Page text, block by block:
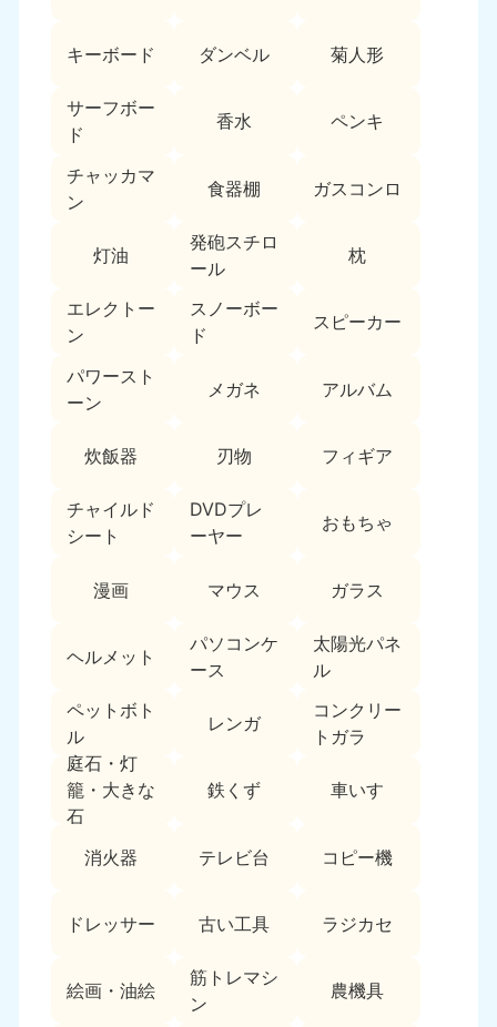
キーボード ダンベル 菊人形
サーフボー
ド
香水 ペンキ
チャッカマ
ン
食器棚 ガスコンロ
灯油
発砲スチロ
ール
枕
エレクトー
ン
スノーボー
ド
スピーカー
パワースト
ーン
メガネ アルバム
炊飯器 刃物 フィギア
チャイルド
シート
DVDプレ
ーヤー
おもちゃ
漫画 マウス ガラス
ヘルメット
パソコンケ
ース
太陽光パネ
ル
ペットボト
ル
レンガ
コンクリー
トガラ
庭石・灯
籠・大きな
石
鉄くず 車いす
消火器 テレビ台 コピー機
ドレッサー 古い工具 ラジカセ
絵画・油絵
筋トレマシ
ン
農機具
050-1881-5258
9:00〜19:00 年中無休
050-1881-5261
9:00〜19:00 年中無休
富山県
050-1881-5262
山梨県
050-1881-5263
9:00〜19:00 年中無休
近畿
050-1881-5250
9:00〜19:00 年中無休 9:00〜19:00 年中無休
奈良県
050-1881-5249
三重県
050-1881-5254
滋賀県
9:00〜19:00 年中無休 9:00〜19:00 年中無休
050-1881-5248
中国
岡山県
050-1881-5146
9:00〜19:00 年中無休
山口県
050-1880-9900
9:00〜19:00 年中無休 9:00〜19:00 年中無休
島根県
050-1881-5145